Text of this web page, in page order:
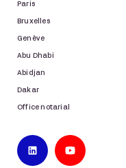
Paris
Bruxelles
Genève
Abu Dhabi
Abidjan
Dakar
Office notarial